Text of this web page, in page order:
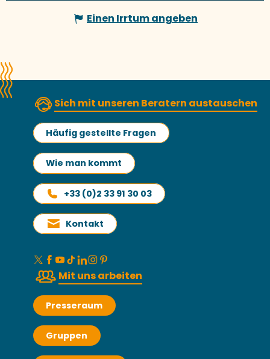
Einen Irrtum angeben
Sich mit unseren Beratern austauschen
Häufig gestellte Fragen
Wie man kommt
+33 (0)2 33 91 30 03
Kontakt
Mit uns arbeiten
Presseraum
Gruppen